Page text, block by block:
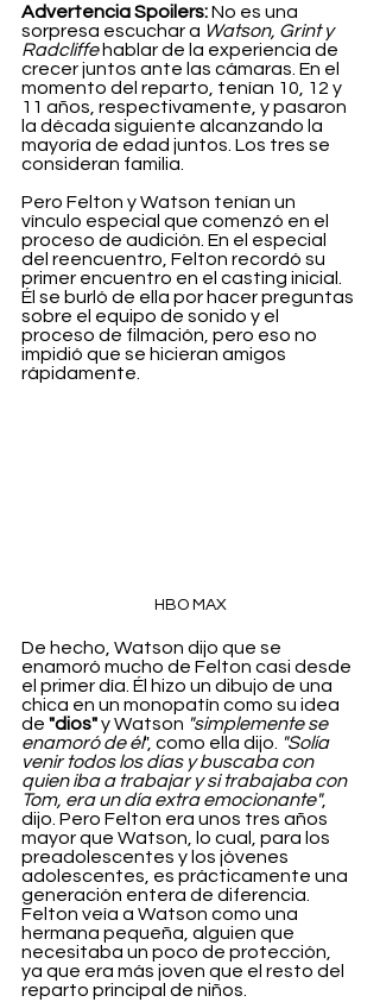
Advertencia Spoilers: No es una
sorpresa escuchar a Watson, Grint y
Radcliffe hablar de la experiencia de
crecer juntos ante las cámaras. En el
momento del reparto, tenían 10, 12 y
11 años, respectivamente, y pasaron
la década siguiente alcanzando la
mayoría de edad juntos. Los tres se
consideran familia.
Pero Felton y Watson tenían un
vínculo especial que comenzó en el
proceso de audición. En el especial
del reencuentro, Felton recordó su
primer encuentro en el casting inicial.
Él se burló de ella por hacer preguntas
sobre el equipo de sonido y el
proceso de filmación, pero eso no
impidió que se hicieran amigos
rápidamente.
HBO MAX
De hecho, Watson dijo que se
enamoró mucho de Felton casi desde
el primer día. Él hizo un dibujo de una
chica en un monopatín como su idea
de "dios" y Watson "simplemente se
enamoró de él", como ella dijo. "Solía
venir todos los días y buscaba con
quien iba a trabajar y si trabajaba con
Tom, era un día extra emocionante",
dijo. Pero Felton era unos tres años
mayor que Watson, lo cual, para los
preadolescentes y los jóvenes
adolescentes, es prácticamente una
generación entera de diferencia.
Felton veía a Watson como una
hermana pequeña, alguien que
necesitaba un poco de protección,
ya que era más joven que el resto del
reparto principal de niños.